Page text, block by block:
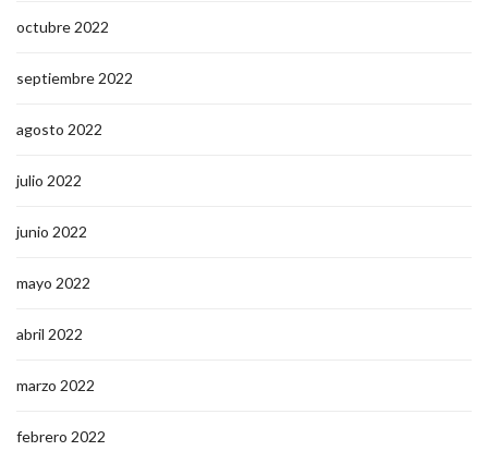
octubre 2022
septiembre 2022
agosto 2022
julio 2022
junio 2022
mayo 2022
abril 2022
marzo 2022
febrero 2022